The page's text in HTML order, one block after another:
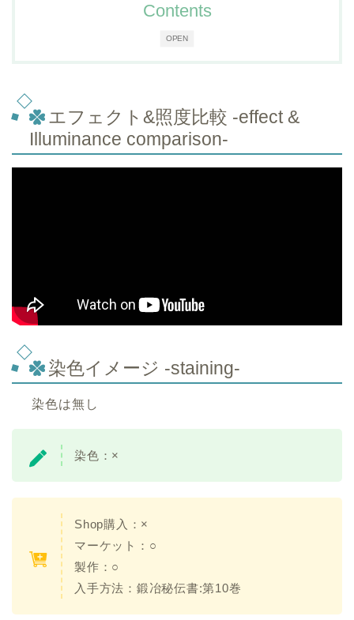
OPEN
Contents
エフェクト&照度比較 -effect &
Illuminance comparison-
染色イメージ -staining-
染色は無し
染色：×
Shop購入：×
マーケット：○
製作：○
入手方法：鍛冶秘伝書:第10巻